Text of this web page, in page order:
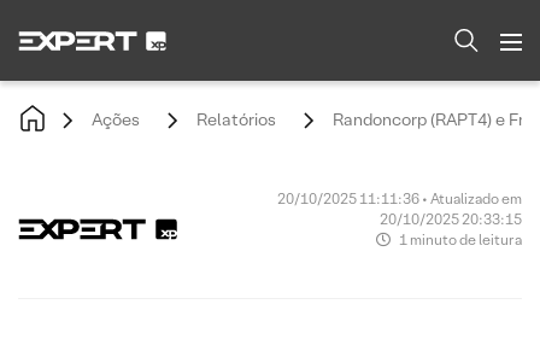
Ações Relatórios Randoncorp (RAPT4) e
20/10/2025 11:11:36 • Atualizado em
20/10/2025 20:33:15
1 minuto de leitura